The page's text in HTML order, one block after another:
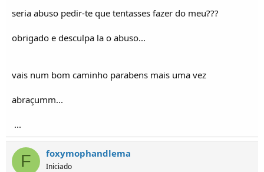
seria abuso pedir-te que tentasses fazer do meu???
obrigado e desculpa la o abuso...
vais num bom caminho parabens mais uma vez
abraçumm...
...
F foxymophandlema
Iniciado